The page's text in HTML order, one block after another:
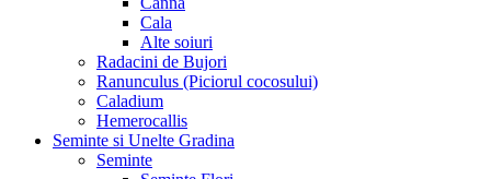
Cala
Alte soiuri
Radacini de Bujori
Ranunculus (Piciorul cocosului)
Caladium
Hemerocallis
Seminte si Unelte Gradina
Seminte